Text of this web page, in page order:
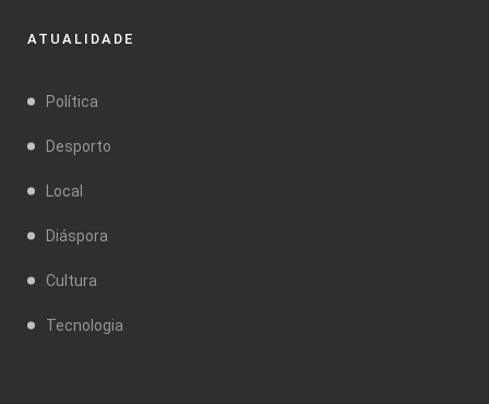
ATUALIDADE
Política
Desporto
Local
Diáspora
Cultura
Tecnologia